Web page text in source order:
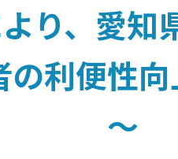
り、愛知
の利便性
～